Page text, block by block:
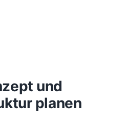
und
planen